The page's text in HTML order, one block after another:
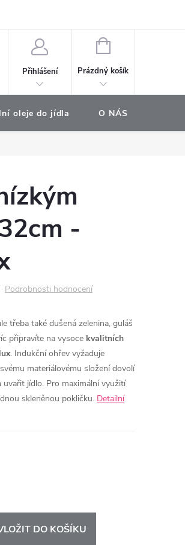
Přihlášení
NÁKUPNÍ
Prázdný košík
oleje do jídla O NÁS
-
Podrobnosti hodnocení
třeba také dušená zelenina, guláš
připravíte na vysoce kvalitních
. Indukční ohřev vyžaduje
materiálovému složení dovolí
jídlo. Pro maximální využití
skleněnou pokličku. Detailní
DO KOŠÍKU